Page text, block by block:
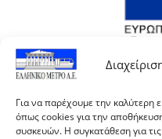
Για να παρέχουμε την καλύτερη
όπως cookies για την
συσκευών. Η συγκατάθεση για